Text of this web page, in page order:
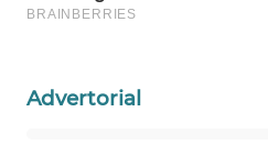
Advertorial
WAHANA
WAHANANEWS
ID